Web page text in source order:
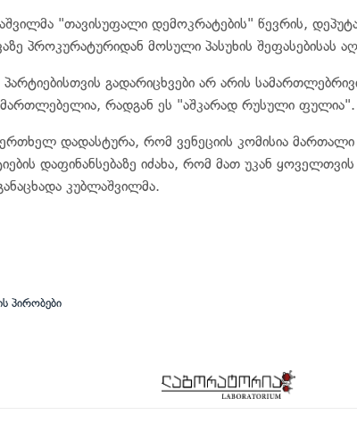
"თავისუფალი დემოკრატების" წევრის,
პროკურატურიდან მოსული პასუხის შეფასებისას
პარტიებისთვის გადარიცხვები არ არის
რადგან ეს "აშკარად რუსული ფულია".
ერთხელ დადასტურა, რომ ვენეციის კომისია
დაფინანსებაზე იძახა, რომ მათ უკან
კუბლაშვილმა.
პირობები